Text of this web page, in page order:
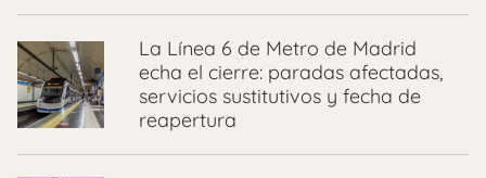
La Línea 6 de Metro de Madrid
echa el cierre: paradas afectadas,
servicios sustitutivos y fecha de
reapertura